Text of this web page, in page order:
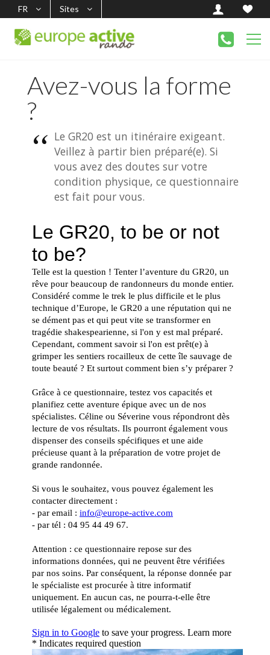
FR Sites
Avez-vous la forme
?
Le GR20 est un itinéraire exigeant.
Veillez à partir bien préparé(e). Si
vous avez des doutes sur votre
condition physique, ce questionnaire
est fait pour vous.